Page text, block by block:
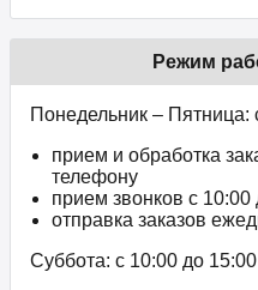
Режим
Понедельник – Пятница:
прием и обработка
телефону
прием звонков c 10:00
отправка заказов
Суббота: с 10:00 до 15:00